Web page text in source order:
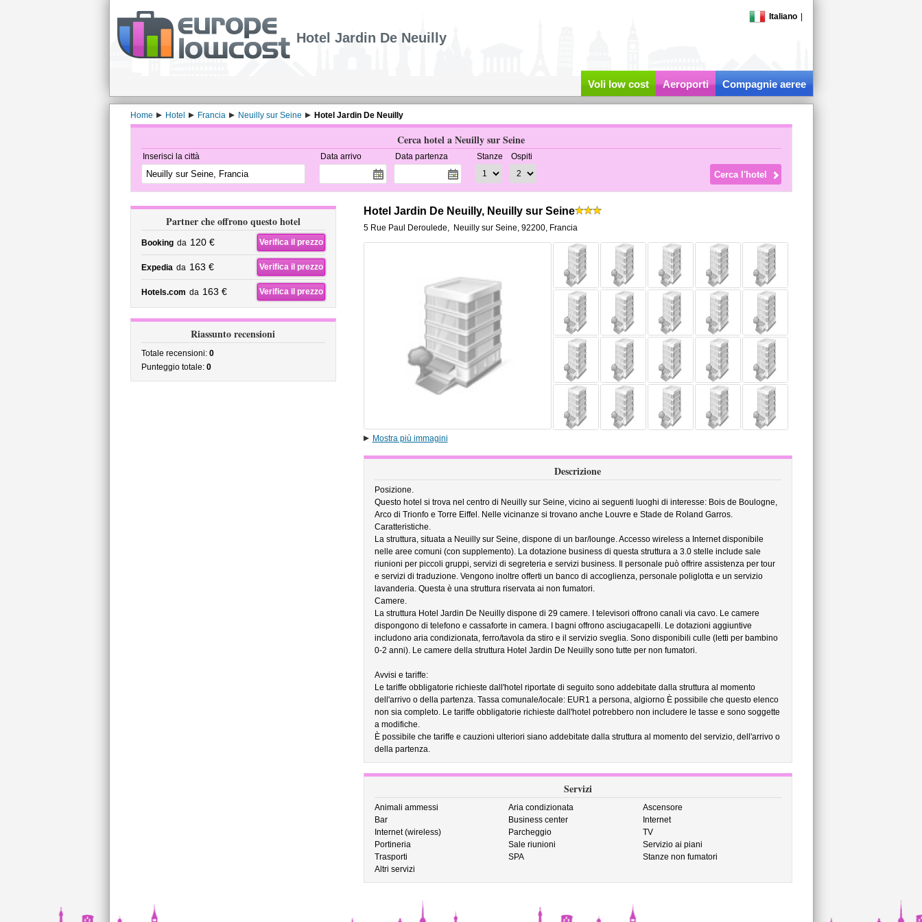
Italiano
Hotel Jardin De Neuilly
Voli low cost Aeroporti Compagnie aeree
Home Hotel Francia Neuilly sur Seine Hotel Jardin De Neuilly
Cerca hotel a Neuilly sur Seine
Inserisci la città Data arrivo Data partenza Stanze Ospiti
Partner che offrono questo hotel
Booking da 120 € Verifica il prezzo
Expedia da 163 € Verifica il prezzo
Hotels.com da 163 € Verifica il prezzo
Riassunto recensioni
Totale recensioni: 0
Punteggio totale: 0
Hotel Jardin De Neuilly, Neuilly sur Seine
5 Rue Paul Deroulede, Neuilly sur Seine, 92200, Francia
Mostra più immagini
Descrizione
Posizione.
Questo hotel si trova nel centro di Neuilly sur Seine, vicino ai seguenti luoghi di interesse: Bois de Boulogne,
Arco di Trionfo e Torre Eiffel. Nelle vicinanze si trovano anche Louvre e Stade de Roland Garros.
Caratteristiche.
La struttura, situata a Neuilly sur Seine, dispone di un bar/lounge. Accesso wireless a Internet disponibile
nelle aree comuni (con supplemento). La dotazione business di questa struttura a 3.0 stelle include sale
riunioni per piccoli gruppi, servizi di segreteria e servizi business. Il personale può offrire assistenza per tour
e servizi di traduzione. Vengono inoltre offerti un banco di accoglienza, personale poliglotta e un servizio
lavanderia. Questa è una struttura riservata ai non fumatori.
Camere.
La struttura Hotel Jardin De Neuilly dispone di 29 camere. I televisori offrono canali via cavo. Le camere
dispongono di telefono e cassaforte in camera. I bagni offrono asciugacapelli. Le dotazioni aggiuntive
includono aria condizionata, ferro/tavola da stiro e il servizio sveglia. Sono disponibili culle (letti per bambino
0-2 anni). Le camere della struttura Hotel Jardin De Neuilly sono tutte per non fumatori.
Avvisi e tariffe:
Le tariffe obbligatorie richieste dall'hotel riportate di seguito sono addebitate dalla struttura al momento
dell'arrivo o della partenza. Tassa comunale/locale: EUR1 a persona, algiorno È possibile che questo elenco
non sia completo. Le tariffe obbligatorie richieste dall'hotel potrebbero non includere le tasse e sono soggette
a modifiche.
È possibile che tariffe e cauzioni ulteriori siano addebitate dalla struttura al momento del servizio, dell'arrivo o
della partenza.
Servizi
Animali ammessi Aria condizionata
Ascensore
Bar
Business center
Internet
Internet (wireless)
Parcheggio
TV
Portineria
Sale riunioni
Servizio ai piani
Trasporti
SPA
Stanze non fumatori
Altri servizi